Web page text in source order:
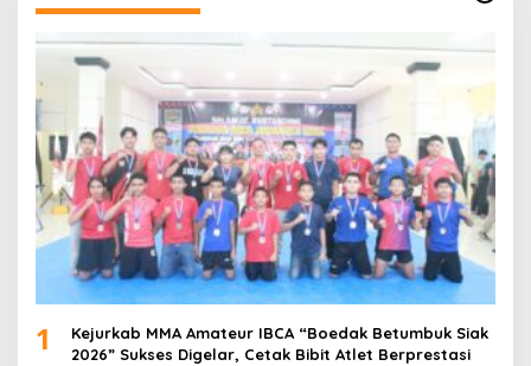
1
Kejurkab MMA Amateur IBCA “Boedak Betumbuk Siak
2026” Sukses Digelar, Cetak Bibit Atlet Berprestasi